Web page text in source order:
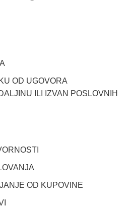
OD UGOVORA
ILI IZVAN POSLOVNIH
OD KUPOVINE